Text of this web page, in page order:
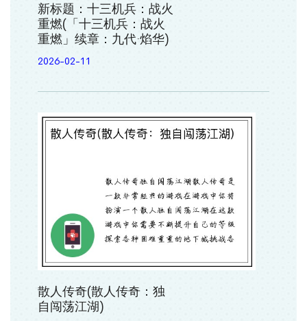
新标题：十三机兵：战火
重燃(「十三机兵：战火
重燃」续章：九代·焰华)
2026-02-11
散人传奇(散人传奇：独
自闯荡江湖)